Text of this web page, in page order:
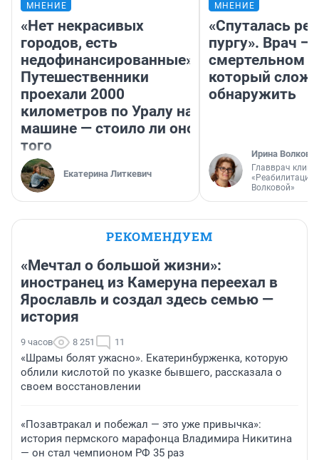
МНЕНИЕ
«Нет некрасивых
городов, есть
недофинансированные».
Путешественники
проехали 2000
километров по Уралу на
машине — стоило ли оно
того
Екатерина Литкевич
МНЕНИЕ
«Спуталась
пургу». Врач —
смертельном
который
обнаружить
Ирина Волкова
Главврач
«Реабилитация
Волковой»
РЕКОМЕНДУЕМ
«Мечтал о большой жизни»:
иностранец из Камеруна переехал в
Ярославль и создал здесь семью —
история
9 часов 8 251 11
«Шрамы болят ужасно». Екатеринбурженка, которую
облили кислотой по указке бывшего, рассказала о
своем восстановлении
«Позавтракал и побежал — это уже привычка»:
история пермского марафонца Владимира Никитина
— он стал чемпионом РФ 35 раз